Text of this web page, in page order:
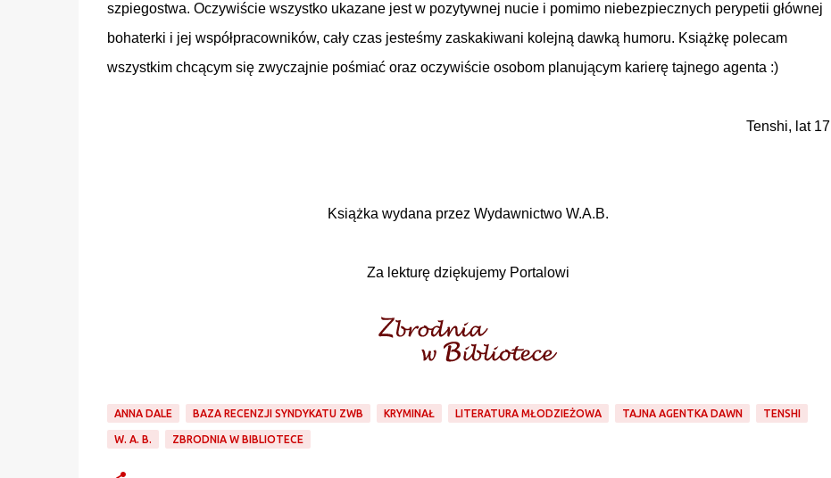
szpiegostwa. Oczywiście wszystko ukazane jest w pozytywnej nucie i pomimo niebezpiecznych perypetii głównej
bohaterki i jej współpracowników, cały czas jesteśmy zaskakiwani kolejną dawką humoru. Książkę polecam
wszystkim chcącym się zwyczajnie pośmiać oraz oczywiście osobom planującym karierę tajnego agenta :)
Tenshi, lat 17
Książka wydana przez Wydawnictwo W.A.B.
Za lekturę dziękujemy Portalowi
ANNA DALE BAZA RECENZJI SYNDYKATU ZWB KRYMINAŁ LITERATURA MŁODZIEŻOWA TAJNA AGENTKA DAWN TENSHI
W. A. B. ZBRODNIA W BIBLIOTECE